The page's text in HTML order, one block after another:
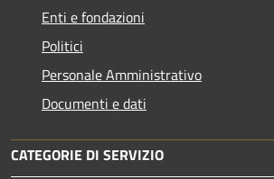
Enti e fondazioni
Politici
Personale Amministrativo
Documenti e dati
CATEGORIE DI SERVIZIO